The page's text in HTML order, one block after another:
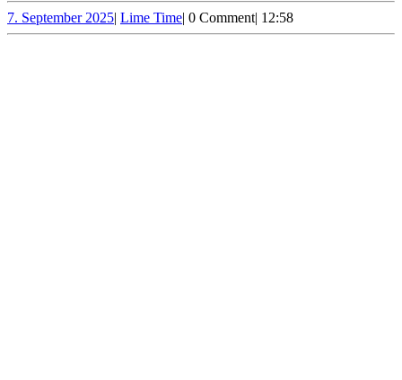
7. September 20257.
September
| Lime TimeLime
Time
| 0 Comment| 12:58